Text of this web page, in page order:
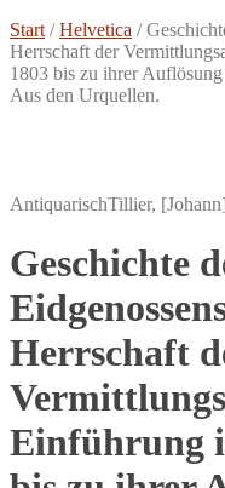
Start /Helvetica /
Herrschaft der
1803 bis zu ihrer Auflösung
Aus den Urquellen.
AntiquarischTillier,
Geschichte
Herrschaft
Einführung